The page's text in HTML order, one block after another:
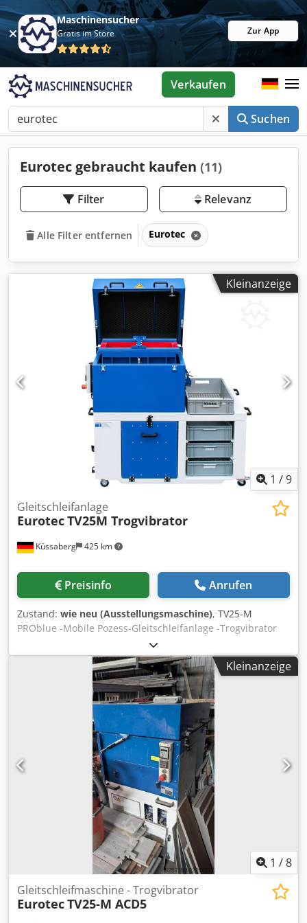
Maschinensucher
Gratis im Store Zur App
Suchen
Verkaufen
Eurotec gebraucht kaufen (11)
Filter Relevanz
Alle Filter entfernen Eurotec
Kleinanzeige
1 /9
Küssaberg 425 km
Gleitschleifanlage
EurotecTV25M Trogvibrator
Preisinfo Anrufen
Zustand: wie neu (Ausstellungsmaschine), TV25-M
PROblue -Mobile Pozess-Gleitschleifanlage -Trogvibrator
mit Trennwandmodul und Schallschutzumhausung -
Elektrische Steuerung mit stufenloser Frequenzregelung -
Intergrierte Dosierpumpeb für Prozessmedien und
Additive -Separier- und Storageunit -Nachhaltige
Wasseraufbereitung Buttovolumen 50 Liter Codpfoznm
Emox Ahbjrf Nutzvolumen 36 Liter Innenlänge
Arbeitsbehälter 600mm Innenbreite Arbeitsbehälter
275mm Innenhöhe Abreitsbehälter 325mm
Kleinanzeige
1 /8
Gleitschleifmaschine - Trogvibrator
EurotecTV25-M ACD5